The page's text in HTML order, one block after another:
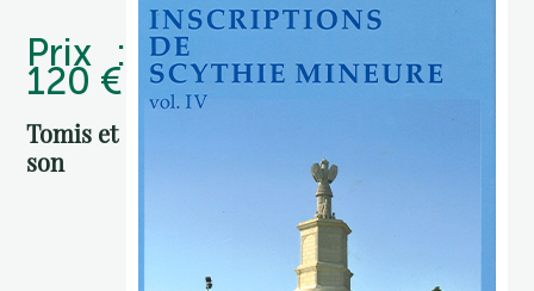
Prix :
120 €
Tomis et
son